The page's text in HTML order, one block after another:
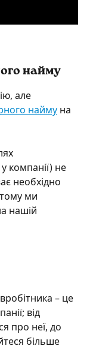
найму
але
найму на
компанії) не
необхідно
ми
нашій
– це
від
про неї, до
більше